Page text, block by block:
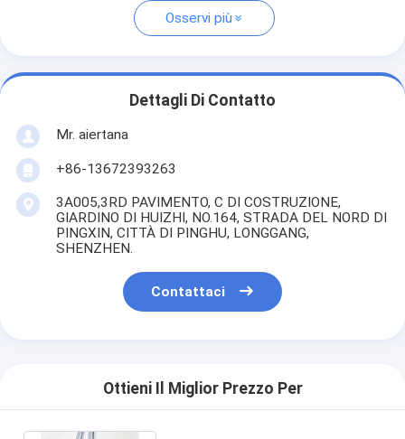
Osservi più
Dettagli Di Contatto
Mr. aiertana
+86-13672393263
3A005,3RD PAVIMENTO, C DI COSTRUZIONE,
GIARDINO DI HUIZHI, NO.164, STRADA DEL NORD DI
PINGXIN, CITTÀ DI PINGHU, LONGGANG,
SHENZHEN.
Contattaci
Ottieni Il Miglior Prezzo Per